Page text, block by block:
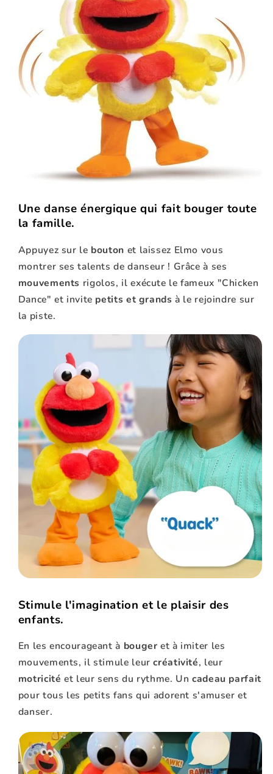
Une danse énergique qui fait bouger toute
la famille.
Appuyez sur le bouton et laissez Elmo vous
montrer ses talents de danseur ! Grâce à ses
mouvements rigolos, il exécute le fameux "Chicken
Dance" et invite petits et grandsà le rejoindre sur
la piste.
Stimule l'imagination et le plaisir des
enfants.
En les encourageant à bougeret à imiter les
mouvements, il stimule leurcréativité, leur
motricitéet leur sens du rythme. Uncadeau parfait
pour tous les petits fans qui adorent s'amuser et
danser.